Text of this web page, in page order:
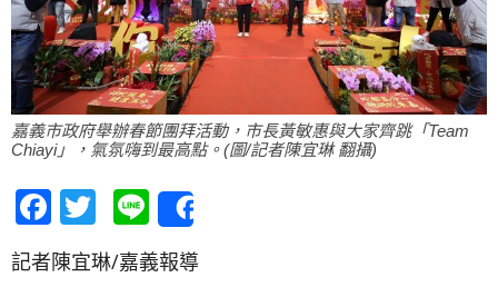
嘉義市政府舉辦春節團拜活動，市長黃敏惠與大家齊跳「Team
Chiayi」，氣氛嗨到最高點。(圖/記者陳宜琳 翻攝)
Facebook
Twitter
Line
記者陳宜琳/嘉義報導